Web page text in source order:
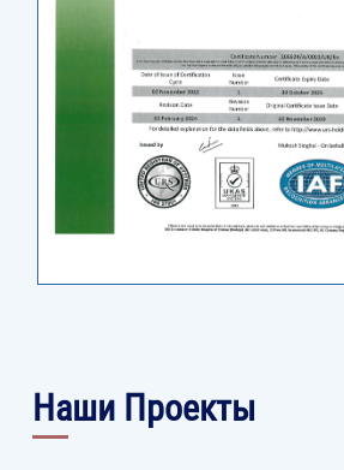
Наши Проекты